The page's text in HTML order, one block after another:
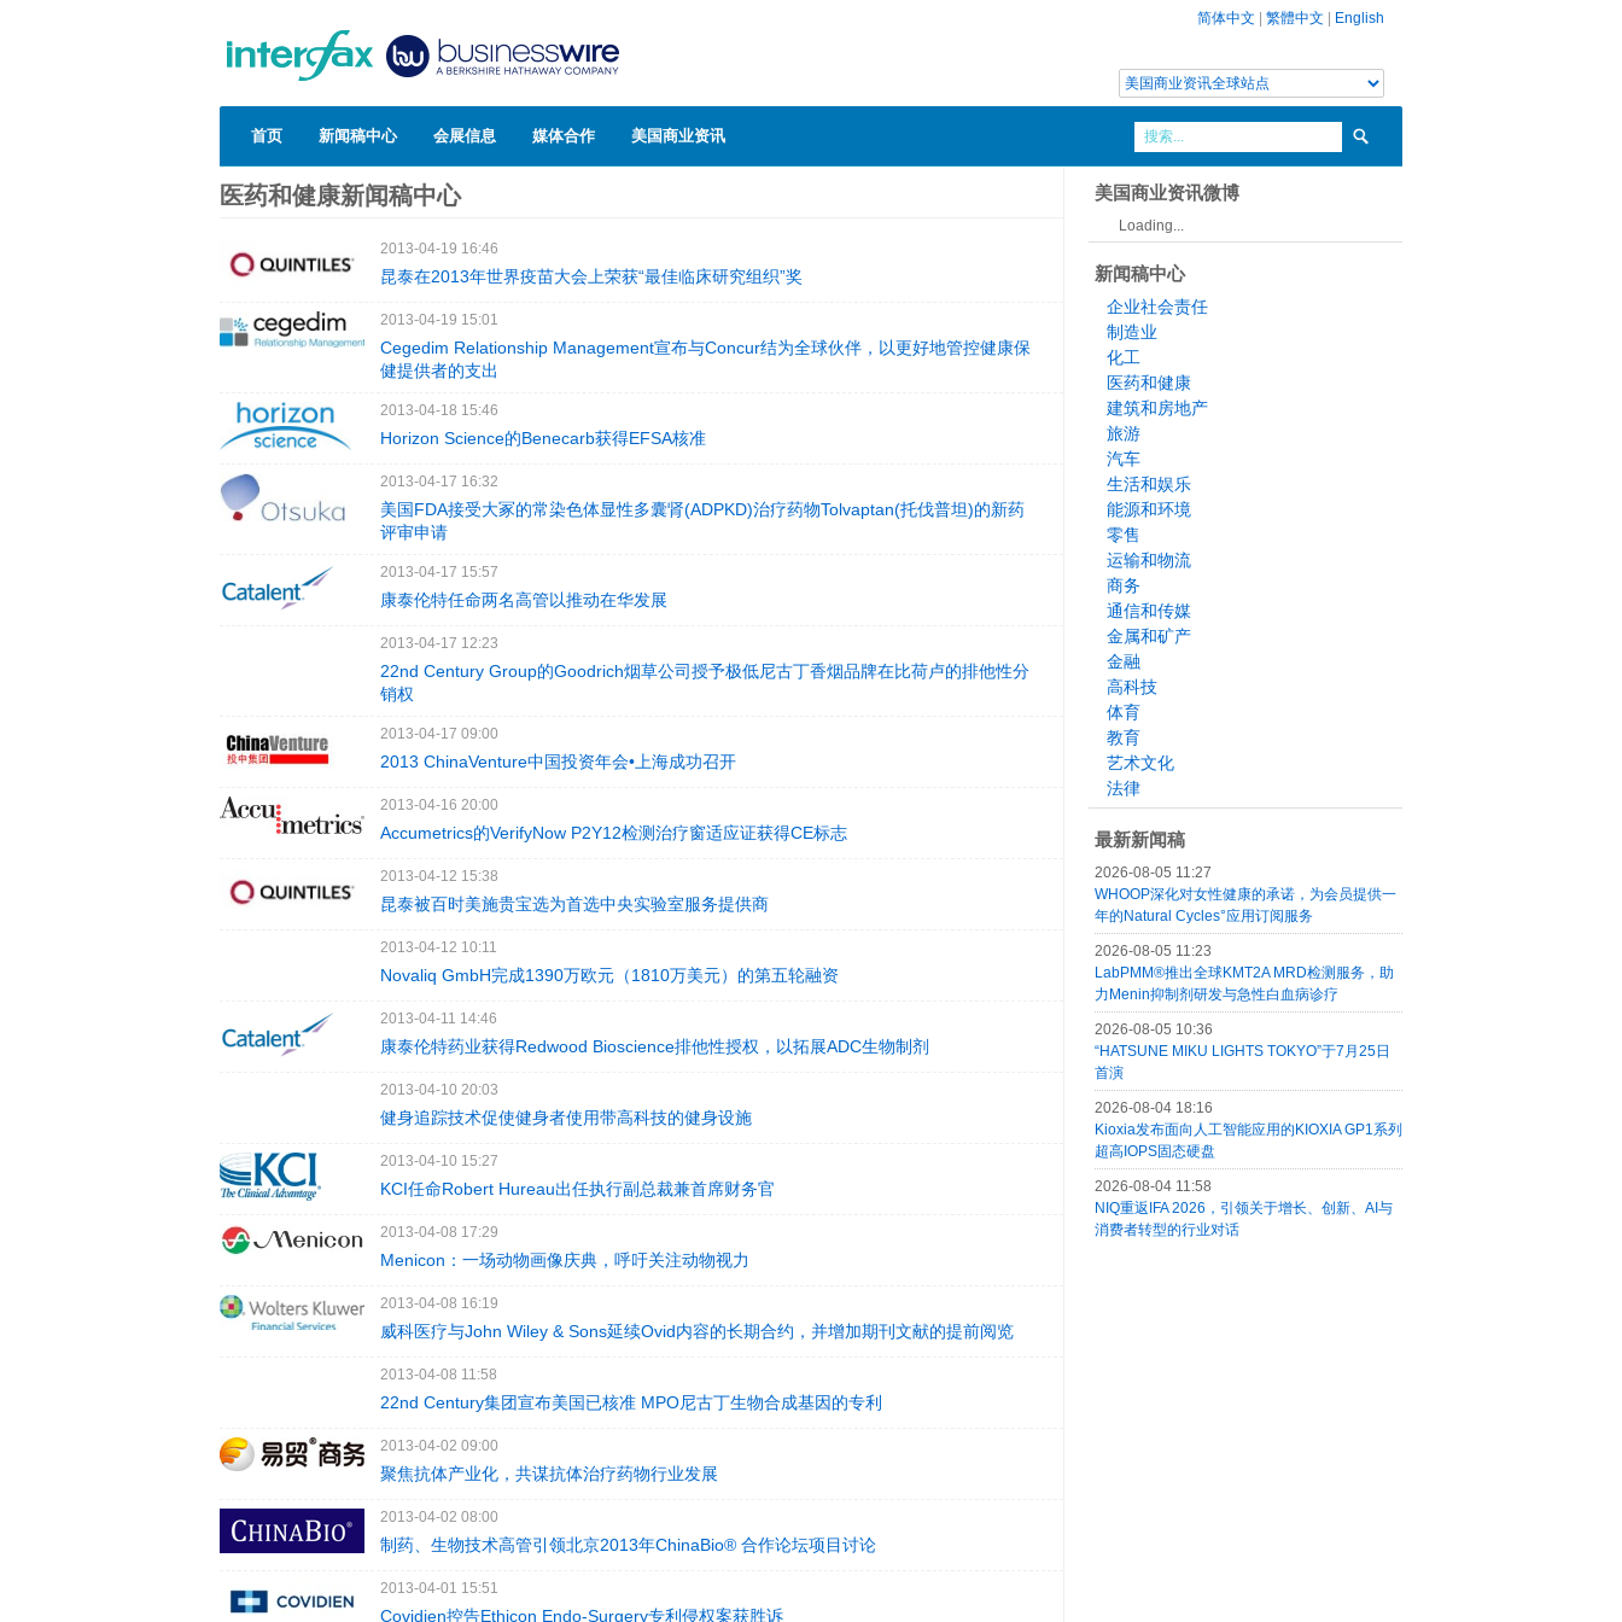
简体中文 繁體中文 English
首页 新闻稿中心 会展信息 媒体合作 美国商业资讯
医药和健康新闻稿中心
2013-04-19 16:46
昆泰在2013年世界疫苗大会上荣获“最佳临床研究组织”奖
2013-04-19 15:01
Cegedim Relationship Management宣布与Concur结为全球伙伴，以更好地管控健康保
健提供者的支出
2013-04-18 15:46
Horizon Science的Benecarb获得EFSA核准
2013-04-17 16:32
美国FDA接受大冢的常染色体显性多囊肾(ADPKD)治疗药物Tolvaptan(托伐普坦)的新药
评审申请
2013-04-17 15:57
康泰伦特任命两名高管以推动在华发展
2013-04-17 12:23
22nd Century Group的Goodrich烟草公司授予极低尼古丁香烟品牌在比荷卢的排他性分
销权
2013-04-17 09:00
2013 ChinaVenture中国投资年会•上海成功召开
2013-04-16 20:00
Accumetrics的VerifyNow P2Y12检测治疗窗适应证获得CE标志
2013-04-12 15:38
昆泰被百时美施贵宝选为首选中央实验室服务提供商
2013-04-12 10:11
Novaliq GmbH完成1390万欧元（1810万美元）的第五轮融资
2013-04-11 14:46
康泰伦特药业获得Redwood Bioscience排他性授权，以拓展ADC生物制剂
2013-04-10 20:03
健身追踪技术促使健身者使用带高科技的健身设施
2013-04-10 15:27
KCI任命Robert Hureau出任执行副总裁兼首席财务官
2013-04-08 17:29
Menicon：一场动物画像庆典，呼吁关注动物视力
2013-04-08 16:19
威科医疗与John Wiley & Sons延续Ovid内容的长期合约，并增加期刊文献的提前阅览
2013-04-08 11:58
22nd Century集团宣布美国已核准 MPO尼古丁生物合成基因的专利
2013-04-02 09:00
聚焦抗体产业化，共谋抗体治疗药物行业发展
2013-04-02 08:00
制药、生物技术高管引领北京2013年ChinaBio® 合作论坛项目讨论
2013-04-01 15:51
Covidien控告Ethicon Endo-Surgery专利侵权案获胜诉
美国商业资讯微博
Loading...
新闻稿中心
企业社会责任
制造业
化工
医药和健康
建筑和房地产
旅游
汽车
生活和娱乐
能源和环境
零售
运输和物流
商务
通信和传媒
金属和矿产
金融
高科技
体育
教育
艺术文化
法律
最新新闻稿
2026-08-05 11:27
WHOOP深化对女性健康的承诺，为会员提供一
年的Natural Cycles°应用订阅服务
2026-08-05 11:23
LabPMM®推出全球KMT2A MRD检测服务，助
力Menin抑制剂研发与急性白血病诊疗
2026-08-05 10:36
“HATSUNE MIKU LIGHTS TOKYO”于7月25日
首演
2026-08-04 18:16
Kioxia发布面向人工智能应用的KIOXIA GP1系列
超高IOPS固态硬盘
2026-08-04 11:58
NIQ重返IFA 2026，引领关于增长、创新、AI与
消费者转型的行业对话